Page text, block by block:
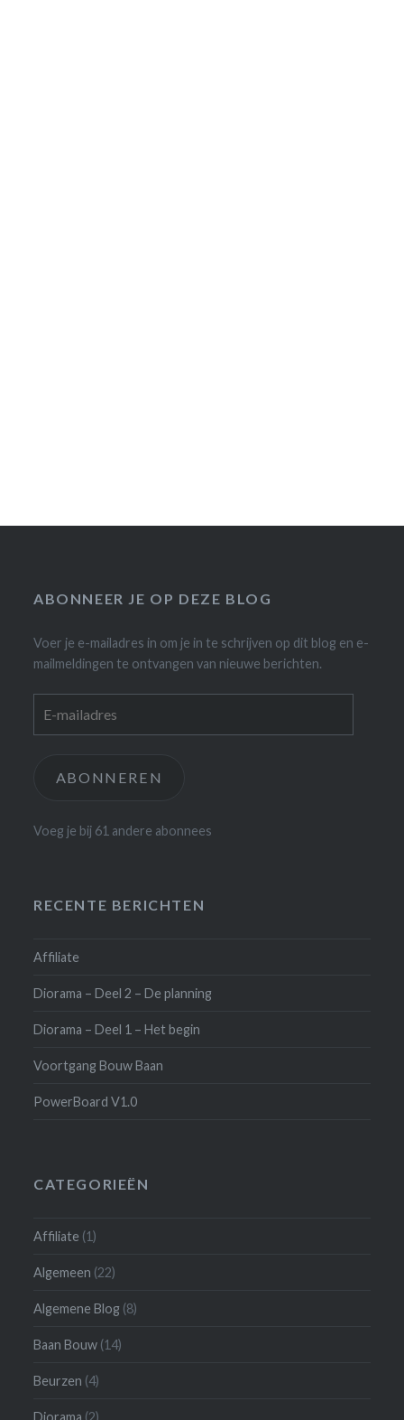
ABONNEER JE OP DEZE BLOG
Voer je e-mailadres in om je in te schrijven op dit blog en e-
mailmeldingen te ontvangen van nieuwe berichten.
mailadres
ABONNEREN
Voeg je bij 61 andere abonnees
RECENTE BERICHTEN
Affiliate
Diorama – Deel 2 – De planning
Diorama – Deel 1 – Het begin
Voortgang Bouw Baan
PowerBoard V1.0
CATEGORIEËN
Affiliate (1)
Algemeen (22)
Algemene Blog (8)
Baan Bouw (14)
Beurzen (4)